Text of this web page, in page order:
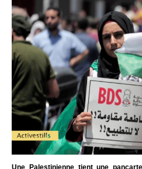
Une Palestinienne tient une